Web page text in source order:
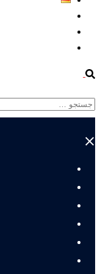
Search
جستجو
برای:
Close